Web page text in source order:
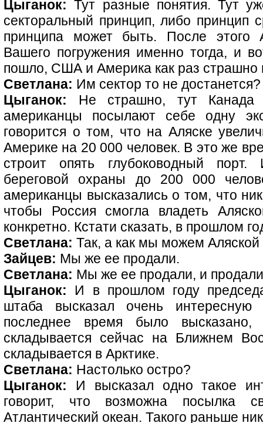
Цыганок: Тут разные понятия. Тут
секторальный принцип, либо принцип
принципа может быть. После этого
Вашего погружения именно тогда, и
пошло, США и Америка как раз страшно
Светлана: Им сектор то не достанется?
Цыганок: Не страшно, тут Канада
американцы посылают себе одну
говорится о том, что на Аляске
Америке на 20 000 человек. В это же
строит опять глубоководный
береговой охраны до 200 000
американцы высказались о том, что
чтобы Россия смогла владеть
конкретно. Кстати сказать, в прошлом
Светлана: Так, а как мы можем Аляской
Зайцев: Мы же ее продали.
Светлана: Мы же ее продали, и
Цыганок: И в прошлом году
штаба высказал очень
последнее время было высказано,
складывается сейчас на Ближнем
складывается в Арктике.
Светлана: Настолько остро?
Цыганок: И высказал одно такое
говорит, что возможна посылка
Атлантический океан. Такого раньше